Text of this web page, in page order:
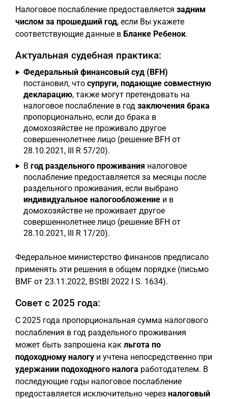
Налоговое послабление предоставляется задним
числом за прошедший год, если Вы укажете
соответствующие данные в Бланке Ребенок.
Актуальная судебная практика:
Федеральный финансовый суд (BFH)
постановил, что супруги, подающие совместную
декларацию, также могут претендовать на
налоговое послабление в год заключения брака
пропорционально, если до брака в
домохозяйстве не проживало другое
совершеннолетнее лицо (решение BFH от
28.10.2021, III R 57/20).
В год раздельного проживания налоговое
послабление предоставляется за месяцы после
раздельного проживания, если выбрано
индивидуальное налогообложение и в
домохозяйстве не проживает другое
совершеннолетнее лицо (решение BFH от
28.10.2021, III R 17/20).
Федеральное министерство финансов предписало
применять эти решения в общем порядке (письмо
BMF от 23.11.2022, BStBl 2022 I S. 1634).
Совет с 2025 года:
С 2025 года пропорциональная сумма налогового
послабления в год раздельного проживания
может быть запрошена как льгота по
подоходному налогу и учтена непосредственно при
удержании подоходного налога работодателем. В
последующие годы налоговое послабление
предоставляется исключительно через налоговый